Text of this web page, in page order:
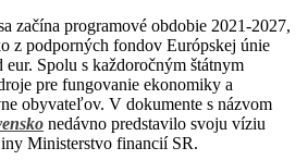
začína programové obdobie 2021-2027,
z podporných fondov Európskej únie
Spolu s každoročným štátnym
pre fungovanie ekonomiky a
obyvateľov. V dokumente s názvom
nedávno predstavilo svoju víziu
Ministerstvo financií SR.